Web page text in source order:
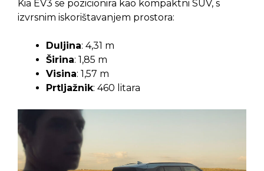
Kia EV3 se pozicionira kao kompaktni SUV, s
izvrsnim iskorištavanjem prostora:
Duljina: 4,31 m
Širina: 1,85 m
Visina: 1,57 m
Prtljažnik: 460 litara